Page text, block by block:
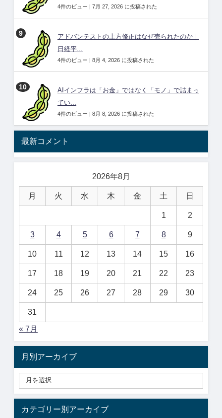
4件のビュー | 7月 27, 2026 に投稿された
アドバンテストの上方修正はなぜ売られたのか｜
日経平...
4件のビュー | 8月 4, 2026 に投稿された
AIインフラは「お金」ではなく「モノ」で詰まっ
てい...
4件のビュー | 8月 8, 2026 に投稿された
最新コメント
2026年8月
月 火 水 木 金 土 日
1 2
3 4 5 6 7 8 9
10 11 12 13 14 15 16
17 18 19 20 21 22 23
24 25 26 27 28 29 30
31
« 7月
月別アーカイブ
カテゴリー別アーカイブ